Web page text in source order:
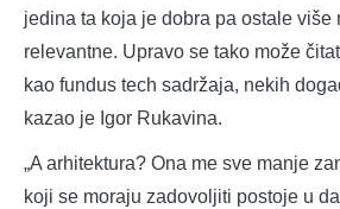
jedina ta koja je dobra pa ostale više
relevantne. Upravo se tako može
kao fundus tech sadržaja, nekih
kazao je Igor Rukavina.
„A arhitektura? Ona me sve manje
koji se moraju zadovoljiti postoje u